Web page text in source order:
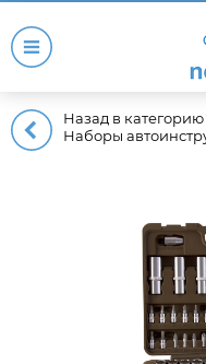
Назад в категорию
Наборы